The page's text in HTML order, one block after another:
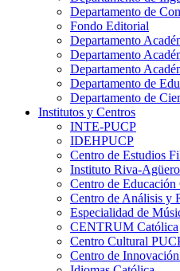
Departamento de
Fondo Editorial
Departamento
Departamento
Departamento
Departamento de
Departamento de
Institutos y Centros
INTE-PUCP
IDEHPUCP
Centro de Estudios
Instituto Riva-Agüero
Centro de Educación
Centro de Análisis y
Especialidad de
CENTRUM Católica
Centro Cultural
Centro de